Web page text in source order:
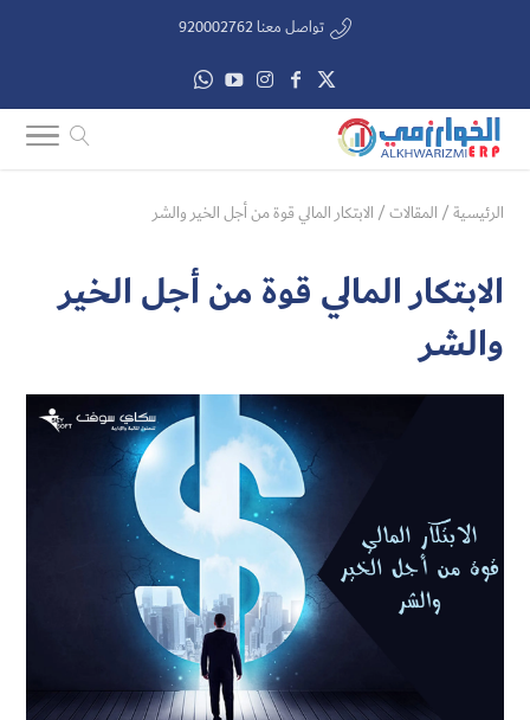
تواصل معنا 920002762
الرئيسية/ المقالات/ الابتكار المالي قوة من أجل الخير والشر
الابتكار المالي قوة من أجل الخير
والشر